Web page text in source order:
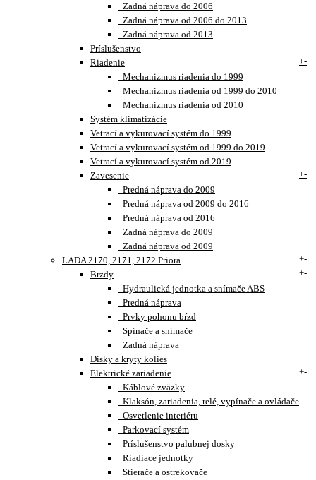
Zadná náprava do 2006
Zadná náprava od 2006 do 2013
Zadná náprava od 2013
Príslušenstvo
Riadenie
+-
Mechanizmus riadenia do 1999
Mechanizmus riadenia od 1999 do 2010
Mechanizmus riadenia od 2010
Systém klimatizácie
Vetrací a vykurovací systém do 1999
Vetrací a vykurovací systém od 1999 do 2019
Vetrací a vykurovací systém od 2019
Zavesenie
+-
Predná náprava do 2009
Predná náprava od 2009 do 2016
Predná náprava od 2016
Zadná náprava do 2009
Zadná náprava od 2009
LADA 2170, 2171, 2172 Priora
+-
Brzdy
+-
Hydraulická jednotka a snímače ABS
Predná náprava
Prvky pohonu bŕzd
Spínače a snímače
Zadná náprava
Disky a kryty kolies
Elektrické zariadenie
+-
Káblové zväzky
Klaksón, zariadenia, relé, vypínače a ovládače
Osvetlenie interiéru
Parkovací systém
Príslušenstvo palubnej dosky
Riadiace jednotky
Stierače a ostrekovače